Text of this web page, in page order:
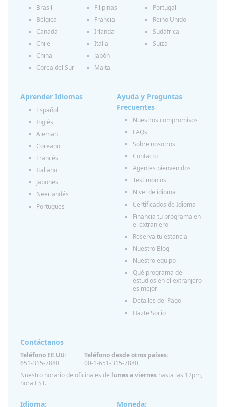
Brasil
Bélgica
Canadá
Chile
China
Corea del Sur
Filipinas
Francia
Irlanda
Italia
Japón
Malta
Portugal
Reino Unido
Sudáfrica
Suiza
Aprender Idiomas
Español
Inglés
Aleman
Coreano
Francés
Italiano
Japones
Neerlandés
Portugues
Ayuda y Preguntas
Frecuentes
Nuestros compromisos
FAQs
Sobre nosotros
Contacto
Agentes bienvenidos
Testimonios
Nivel de idioma
Certificados de Idioma
Financia tu programa en
el extranjero
Reserva tu estancia
Nuestro Blog
Nuestro equipo
Qué programa de
estudios en el extranjero
es mejor
Detalles del Pago
Hazte Socio
Idioma: Moneda:
Contáctanos
Teléfono EE.UU:
651-315-7880
Teléfono desde otros países:
00-1-651-315-7880
Nuestro horario de oficina es de lunes a viernes hasta las 12pm,
hora EST.